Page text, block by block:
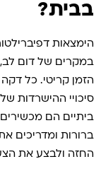
בבית?
הימצאות
במקרים של דום
הזמן קריטי. כל
סיכויי ההישרדות של
ביתיים הם
ברורות ומדריכים
החזה ולבצע את